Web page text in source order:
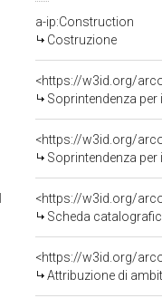
a-ip:Construction
Costruzione
<https://w3id.org/
Soprintendenza per i
<https://w3id.org/
Soprintendenza per i
<https://w3id.org/
Scheda
<https://w3id.org/
Attribuzione di